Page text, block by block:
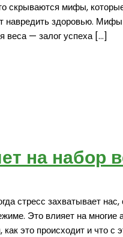
скрываются мифы,
навредить здоровью.
веса — залог успеха […]
на набор
стресс захватывает
Это влияет на многие
это происходит и что с